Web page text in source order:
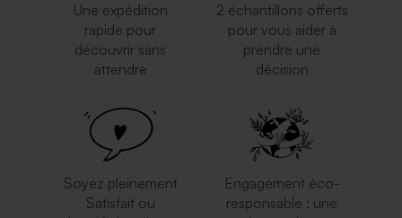
Une expédition
rapide pour
découvrir sans
attendre
2 échantillons offerts
pour vous aider à
prendre une
décision
Soyez pleinement
Satisfait ou
Engagement éco-
responsable : une